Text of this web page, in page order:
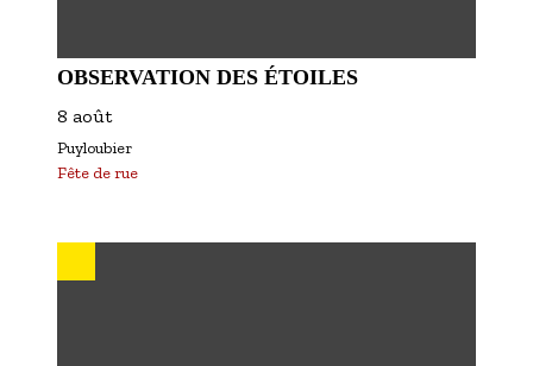
OBSERVATION DES ÉTOILES
8 août
Puyloubier
Fête de rue